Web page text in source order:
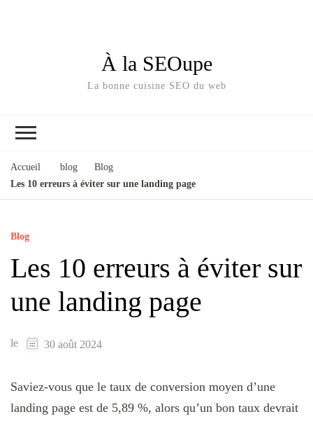
À la SEOupe
La bonne cuisine SEO du web
Accueil blog
Blog
Les 10 erreurs à éviter sur une landing page
Blog
Les 10 erreurs à éviter sur
une landing page
le 30 août 2024
Saviez-vous que le taux de conversion moyen d’une
landing page est de 5,89 %, alors qu’un bon taux devrait